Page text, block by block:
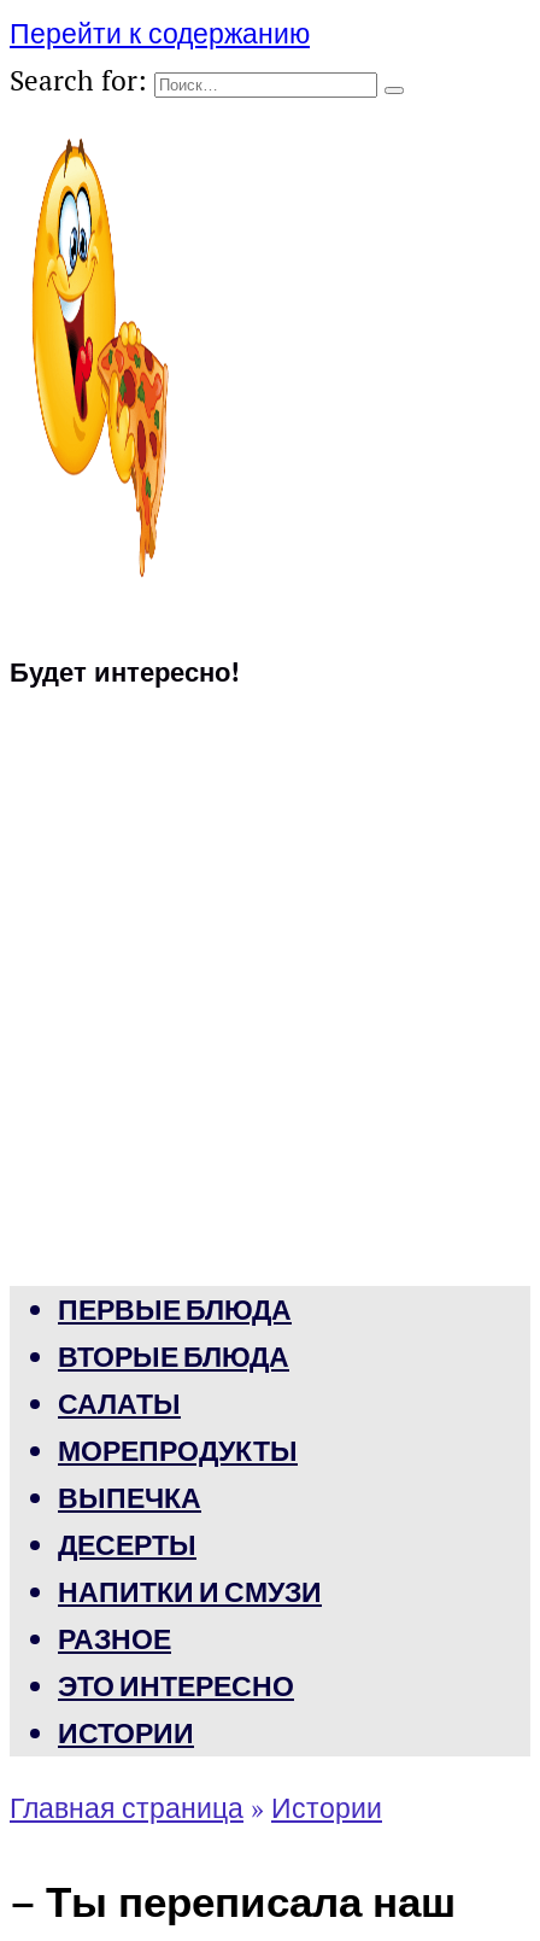
Перейти к содержанию
Search for:
Будет интересно!
ПЕРВЫЕ БЛЮДА
ВТОРЫЕ БЛЮДА
САЛАТЫ
МОРЕПРОДУКТЫ
ВЫПЕЧКА
ДЕСЕРТЫ
НАПИТКИ И СМУЗИ
РАЗНОЕ
ЭТО ИНТЕРЕСНО
ИСТОРИИ
Главная страница » Истории
– Ты переписала наш